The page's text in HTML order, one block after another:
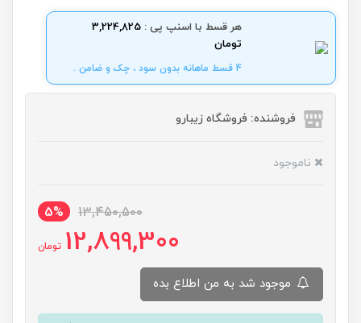
هر قسط با اسنپ پی : 3,224,825
تومان
4 قسط ماهانه بدون سود ، چک و ضامن .
فروشنده: فروشگاه زیبارو
ناموجود
13,450,500
5%
12,899,300 تومان